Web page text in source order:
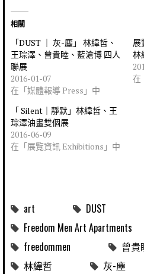
相關
「DUST ｜ 灰-塵」 林緯哲、
王琮澤、曾貴睦、藍滄博 四人
聯展
2016-01-07
在「媒體報導 Press」中
展
林
在
「 Silent｜靜默」林緯哲、王
琮澤油畫雙個展
2016-06-09
在「展覽資訊 Exhibitions」中
art
DUST
Freedom Men Art Apartments
freedommen
曾貴
林緯哲
灰-塵